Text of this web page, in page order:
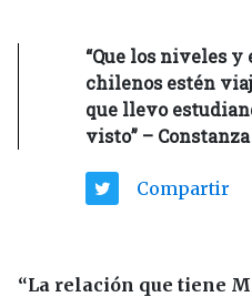
“Que los niveles
chilenos estén
que llevo
visto” –
Compartir
“La relación que tiene